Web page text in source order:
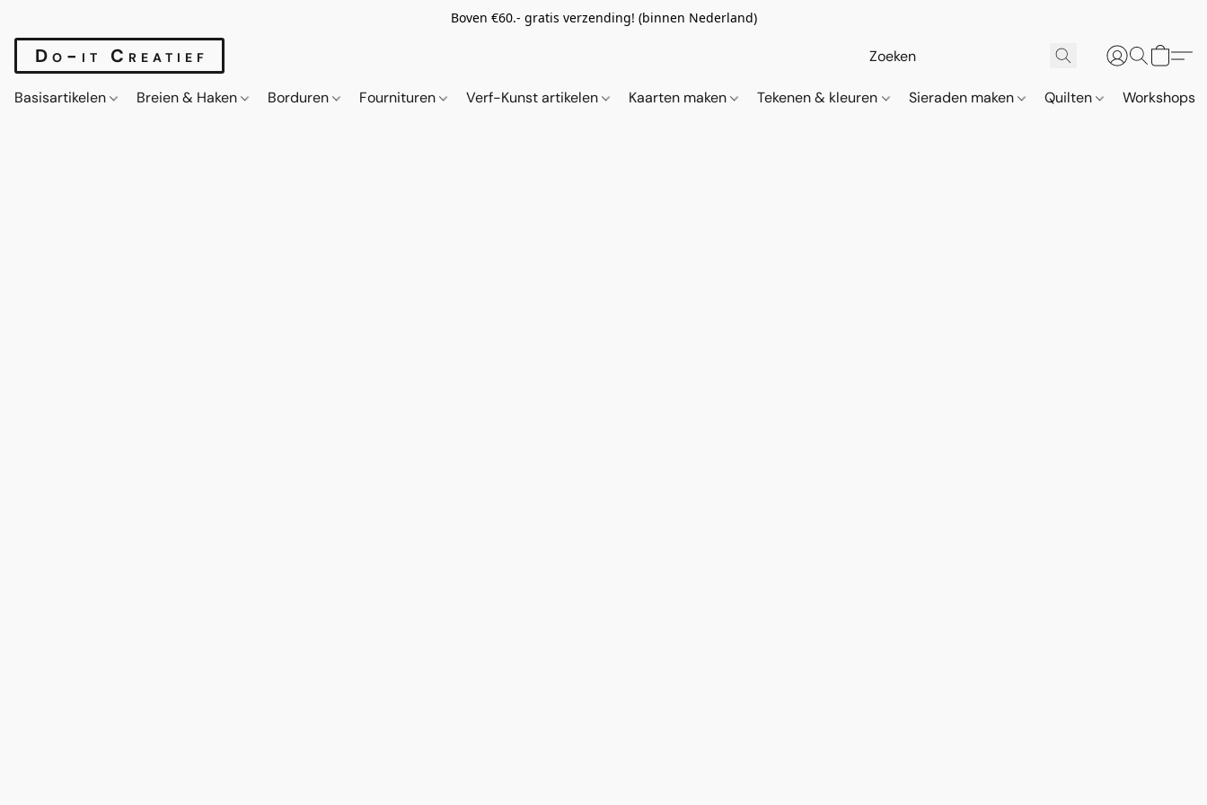
Boven €60.- gratis verzending! (binnen Nederland)
Do-it Creatief
Basisartikelen Breien & Haken Borduren Fournituren Verf-Kunst artikelen Kaarten maken Tekenen & kleuren Sieraden maken Quilten Workshops